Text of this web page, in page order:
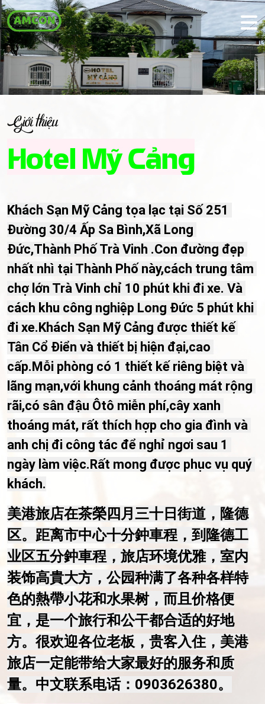
Giới thiệu
Hotel Mỹ Cảng
Khách Sạn Mỹ Cảng tọa lạc tại Số 251
Đường 30/4 Ấp Sa Bình,Xã Long
Đức,Thành Phố Trà Vinh .Con đường đẹp
nhất nhì tại Thành Phố này,cách trung tâm
chợ lớn Trà Vinh chỉ 10 phút khi đi xe. Và
cách khu công nghiệp Long Đức 5 phút khi
đi xe.Khách Sạn Mỹ Cảng được thiết kế
Tân Cổ Điển và thiết bị hiện đại,cao
cấp.Mỗi phòng có 1 thiết kế riêng biệt và
lãng mạn,với khung cảnh thoáng mát rộng
rãi,có sân đậu Ôtô miễn phí,cây xanh
thoáng mát, rất thích hợp cho gia đình và
anh chị đi công tác để nghỉ ngơi sau 1
ngày làm việc.Rất mong được phục vụ quý
khách.
美港旅店在茶榮四月三十日街道，隆德
区。距离市中心十分鈡車程，到隆德工
业区五分鈡車程，旅店环境优雅，室内
装饰高貴大方，公园种满了各种各样特
色的熱帶小花和水果树，而且价格便
宜，是一个旅行和公干都合适的好地
方。很欢迎各位老板，贵客入住，美港
旅店一定能带给大家最好的服务和质
量。中文联系电话：0903626380。